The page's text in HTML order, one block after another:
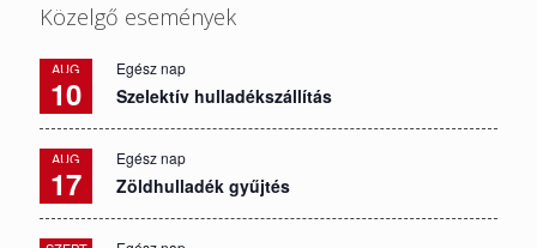
Közelgő események
AUG
10
Egész nap
Szelektív hulladékszállítás
AUG
17
Egész nap
Zöldhulladék gyűjtés